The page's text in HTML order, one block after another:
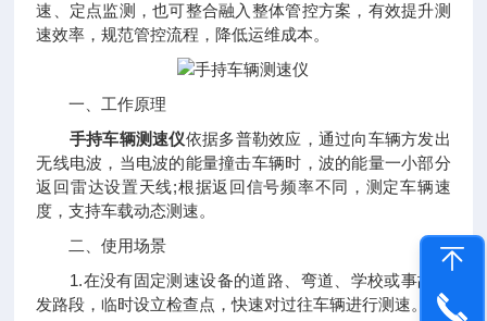
速、定点监测，也可整合融入整体管控方案，有效提升测
速效率，规范管控流程，降低运维成本。
一、工作原理
手持车辆测速仪依据多普勒效应，通过向车辆方发出
无线电波，当电波的能量撞击车辆时，波的能量一小部分
返回雷达设置天线;根据返回信号频率不同，测定车辆速
度，支持车载动态测速。
二、使用场景
1.在没有固定测速设备的道路、弯道、学校或事故多
发路段，临时设立检查点，快速对过往车辆进行测速。